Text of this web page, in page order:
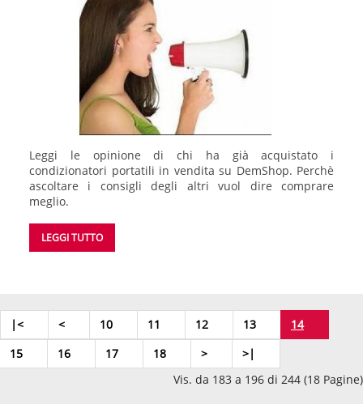
Leggi le opinione di chi ha già acquistato i
condizionatori portatili in vendita su DemShop. Perchè
ascoltare i consigli degli altri vuol dire comprare
meglio.
LEGGI TUTTO
|< < 10 11 12 13
14
15
16 17 18 >
>|
Vis. da 183 a 196 di 244 (18 Pagine)